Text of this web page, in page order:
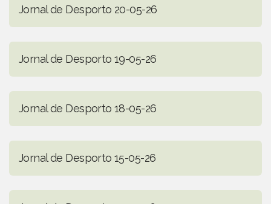
Jornal de Desporto 20-05-26
Jornal de Desporto 19-05-26
Jornal de Desporto 18-05-26
Jornal de Desporto 15-05-26